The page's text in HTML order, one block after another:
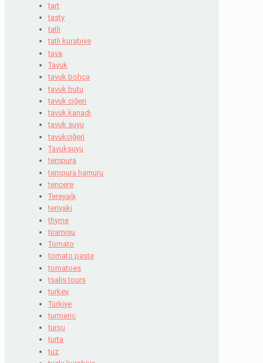
tart
tasty
tatlı
tatlı kurabiye
tava
Tavuk
tavuk bohça
tavuk butu
tavuk ciğeri
tavuk kanadı
tavuk suyu
tavukciğeri
Tavuksuyu
tempura
tempura hamuru
tencere
Tereyağı
teriyaki
thyme
tiramisu
Tomato
tomato paste
tomatoes
tsalis tours
turkey
Türkiye
turmeric
turşu
turta
tuz